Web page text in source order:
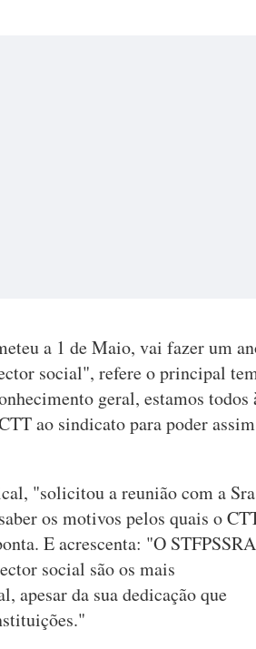
a 1 de Maio, vai fazer um
social", refere o principal
geral, estamos todos
ao sindicato para poder assim
"solicitou a reunião com a
os motivos pelos quais o
E acrescenta: "O STFPSSRA
social são os mais
apesar da sua dedicação que